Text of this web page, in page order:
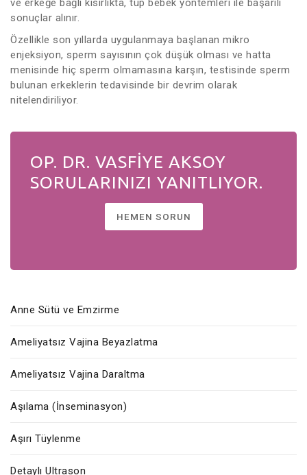
ve erkeğe bağlı kısırlıkta, tüp bebek yöntemleri ile başarılı
sonuçlar alınır.
Özellikle son yıllarda uygulanmaya başlanan mikro
enjeksiyon, sperm sayısının çok düşük olması ve hatta
menisinde hiç sperm olmamasına karşın, testisinde sperm
bulunan erkeklerin tedavisinde bir devrim olarak
nitelendiriliyor.
OP. DR. VASFİYE AKSOY
SORULARINIZI YANITLIYOR.
HEMEN SORUN
Anne Sütü ve Emzirme
Ameliyatsız Vajina Beyazlatma
Ameliyatsız Vajina Daraltma
Aşılama (İnseminasyon)
Aşırı Tüylenme
Detaylı Ultrason